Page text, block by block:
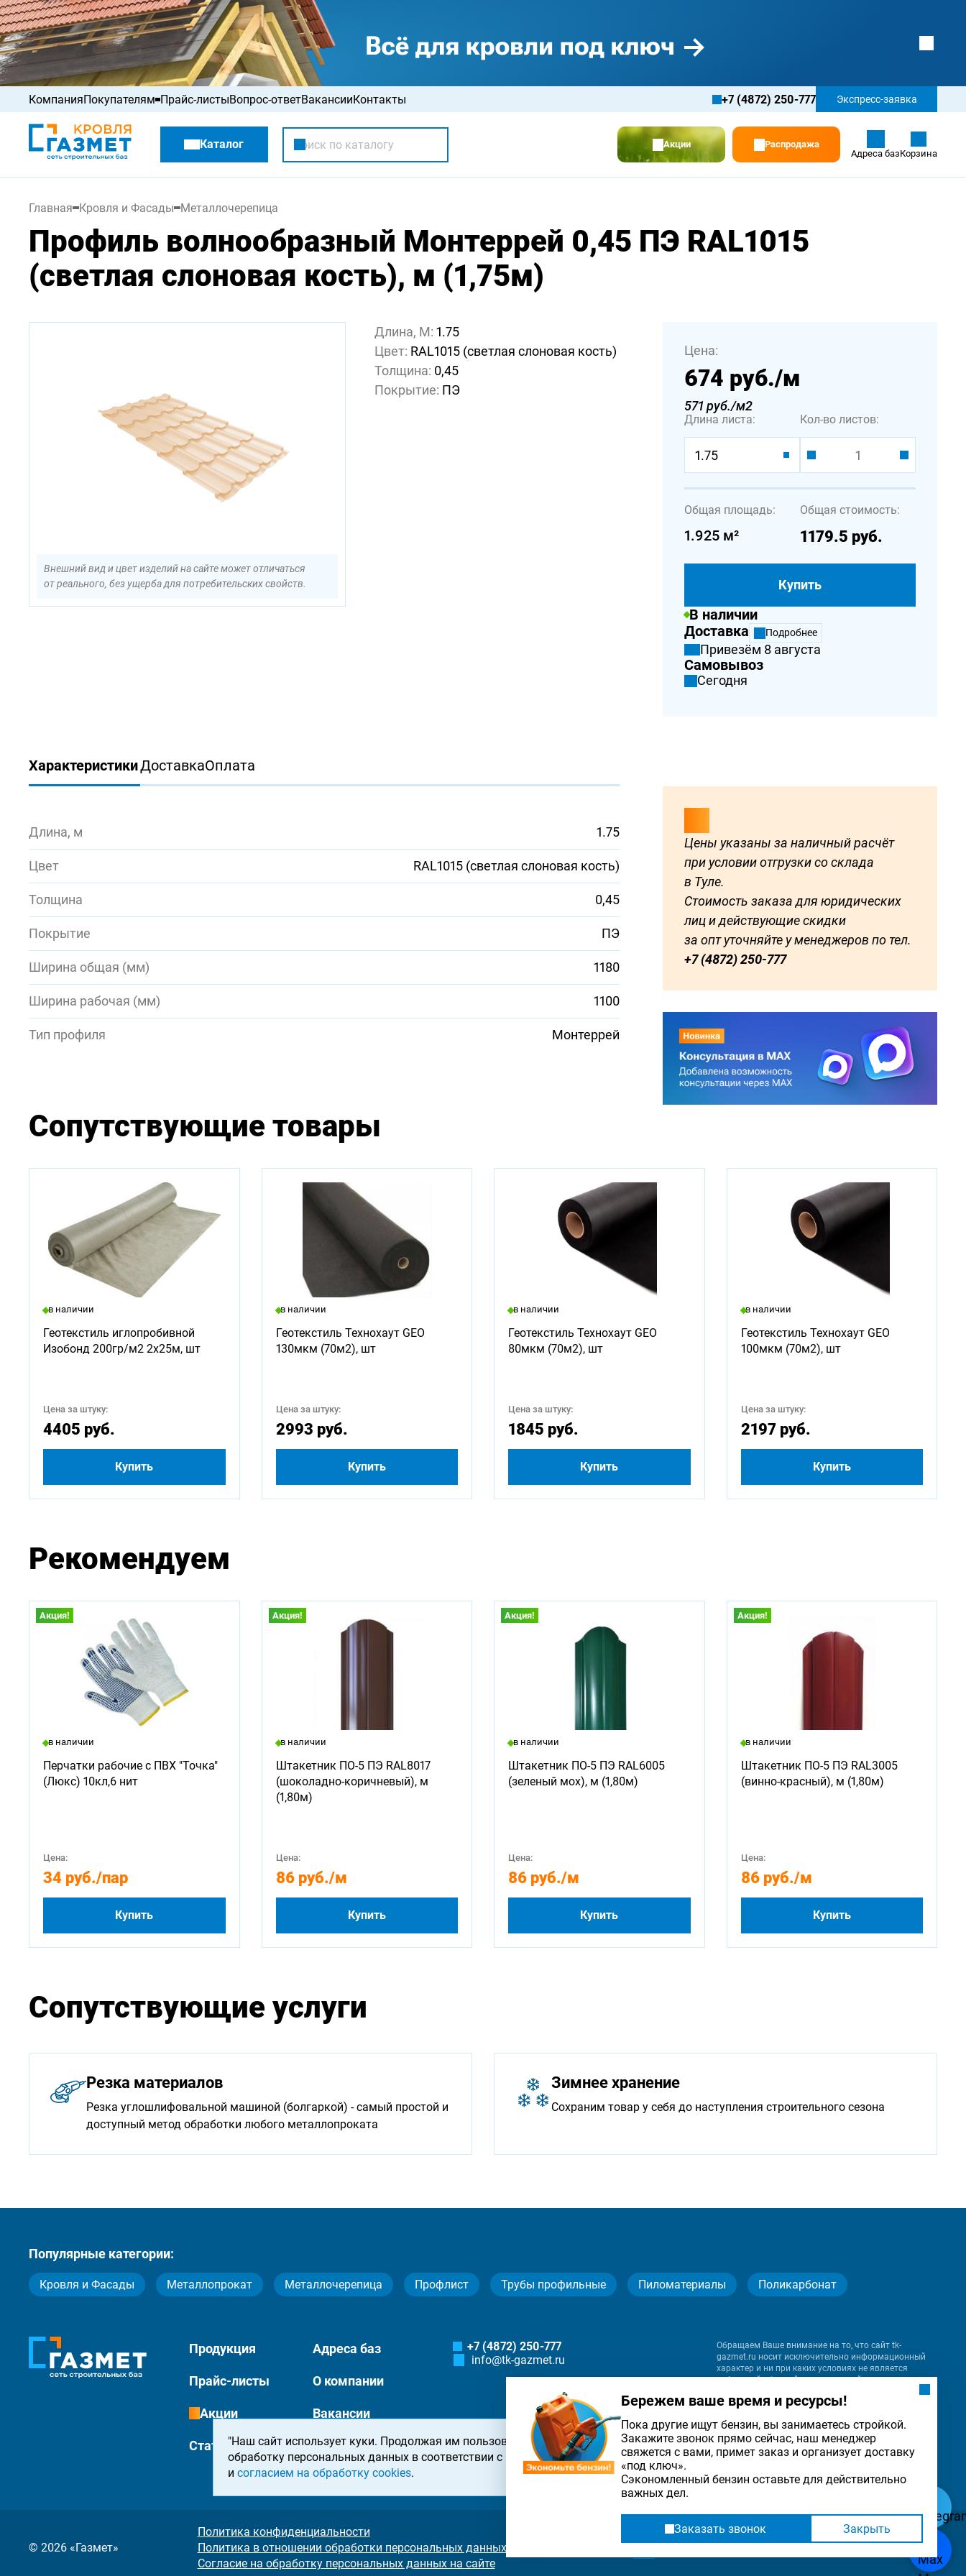
КомпанияПокупателям
Акции
Распродажа
Прайс-листыВопрос-ответВакансииКонтакты +7 (4872) 250-777 Экспресс-заявка
Каталог Акции
Распродажа
Адреса базКорзина
Главная Кровля и Фасады Металлочерепица
Профиль волнообразный Монтеррей 0,45 ПЭ RAL1015
(светлая слоновая кость), м (1,75м)
Внешний вид и цвет изделий на сайте может отличаться
от реального, без ущерба для потребительских свойств.
Длина, М: 1.75
Цвет: RAL1015 (светлая слоновая кость)
Толщина: 0,45
Покрытие: ПЭ
Цена:
674 руб./м
571 руб./м2
Длина листа:
1.75
Кол-во листов:
Общая площадь:
1.925 м²
Общая стоимость:
1179.5 руб.
Купить
В наличии
Доставка
Подробнее
Привезём 8 августа
Самовывоз
Сегодня
ХарактеристикиДоставкаОплата
Длина, м 1.75
Цвет RAL1015 (светлая слоновая кость)
Толщина 0,45
Покрытие ПЭ
Ширина общая (мм) 1180
Ширина рабочая (мм) 1100
Тип профиля Монтеррей
Цены указаны за наличный расчёт
при условии отгрузки со склада
в Туле.
Стоимость заказа для юридических
лиц и действующие скидки
за опт уточняйте у менеджеров по тел.
+7 (4872) 250-777
Доступны для заказа:
500 1000 1250 1750 2000 2250 2750
Сопутствующие товары
в наличии
Геотекстиль иглопробивной
Изобонд 200гр/м2 2х25м, шт
Цена за штуку:
4405 руб.
Купить
в наличии
Геотекстиль Технохаут GEO
130мкм (70м2), шт
Цена за штуку:
2993 руб.
Купить
в наличии
Геотекстиль Технохаут GEO
80мкм (70м2), шт
Цена за штуку:
1845 руб.
Купить
в наличии
Геотекстиль Технохаут GEO
100мкм (70м2), шт
Цена за штуку:
2197 руб.
Купить
Рекомендуем
Акция!
в наличии
Перчатки рабочие с ПВХ "Точка"
(Люкс) 10кл,6 нит
Цена:
34 руб./пар
Купить
Акция!
в наличии
Штакетник ПО-5 ПЭ RAL8017
(шоколадно-коричневый), м
(1,80м)
Цена:
86 руб./м
Купить
Акция!
в наличии
Штакетник ПО-5 ПЭ RAL6005
(зеленый мох), м (1,80м)
Цена:
86 руб./м
Купить
Акция!
в наличии
Штакетник ПО-5 ПЭ RAL3005
(винно-красный), м (1,80м)
Цена:
86 руб./м
Купить
Сопутствующие услуги
Резка материалов
Резка углошлифовальной машиной (болгаркой) - самый простой и
доступный метод обработки любого металлопроката
Зимнее хранение
Сохраним товар у себя до наступления строительного сезона
Популярные категории:
Кровля и Фасады Металлопрокат Металлочерепица Профлист Трубы профильные Пиломатериалы Поликарбонат
Продукция Адреса баз
Прайс-листы О компании
Акции Вакансии
Статьи Контакты
+7 (4872) 250-777
info@tk-gazmet.ru
Обращаем Ваше внимание на то, что сайт tk-
gazmet.ru носит исключительно информационный
характер и ни при каких условиях не является
публичной офертой, определяемой положениями
Федерации.
© 2026 «Газмет»
Политика конфиденциальности
Политика в отношении обработки персональных данных на сайте
Согласие на обработку персональных данных на сайте
"Наш сайт использует куки. Продолжая им пользоваться, вы соглашаетесь на
обработку персональных данных в соответствии с
политикой конфиденциальности
и согласием на обработку cookies.
ОК
Бережем ваше время и ресурсы!
Пока другие ищут бензин, вы занимаетесь стройкой.
Закажите звонок прямо сейчас, наш менеджер
свяжется с вами, примет заказ и организует доставку
«под ключ».
Сэкономленный бензин оставьте для действительно
важных дел.
Заказать звонок Закрыть